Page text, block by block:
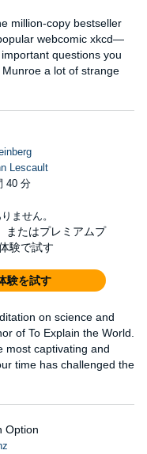
million-copy bestseller
webcomic xkcd—
questions you
a lot of strange
Lescault
40 分
ません。
またはプレミアムプ
験で試す
験を試す
on science and
of To Explain the World.
most captivating and
time has challenged the
Option